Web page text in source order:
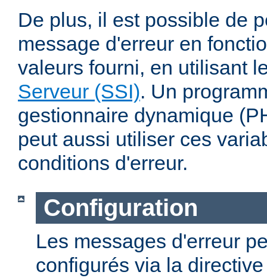
De plus, il est possible de
message d'erreur en
valeurs fourni, en utilisant
Serveur (SSI). Un
gestionnaire dynamique
peut aussi utiliser ces
conditions d'erreur.
Configuration
Les messages d'erreur
configurés via la